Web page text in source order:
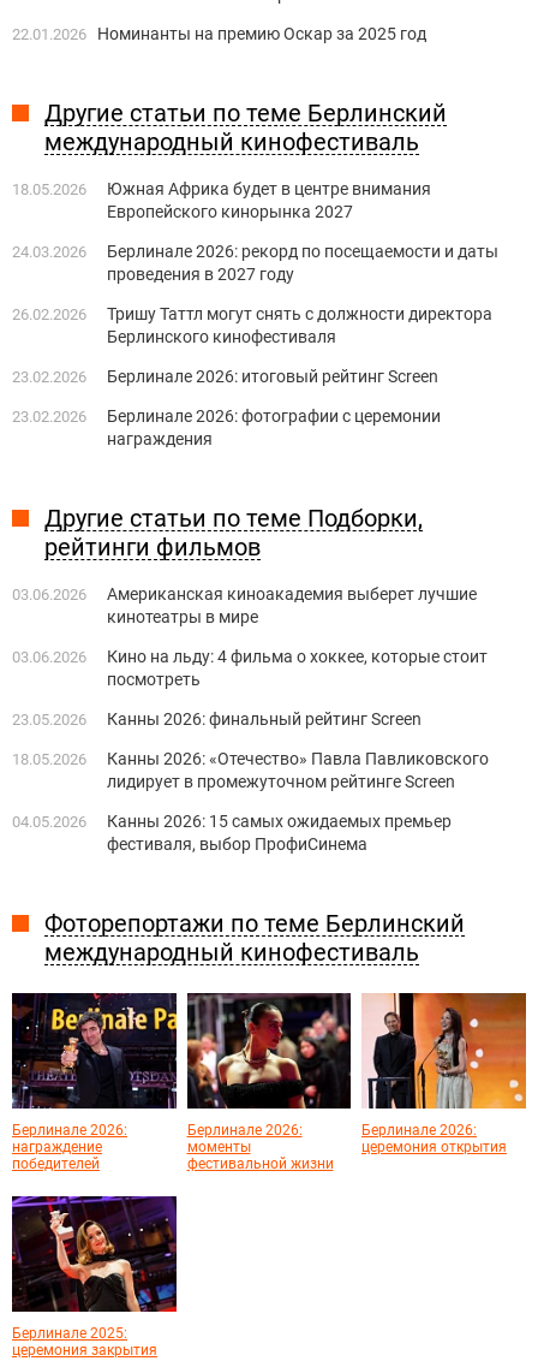
22.01.2026 Номинанты на премию Оскар за 2025 год
Другие статьи по теме Берлинский
международный кинофестиваль
18.05.2026
Южная Африка будет в центре внимания
Европейского кинорынка 2027
24.03.2026
Берлинале 2026: рекорд по посещаемости и даты
проведения в 2027 году
26.02.2026
Тришу Таттл могут снять с должности директора
Берлинского кинофестиваля
23.02.2026 Берлинале 2026: итоговый рейтинг Screen
23.02.2026
Берлинале 2026: фотографии с церемонии
награждения
Другие статьи по теме Подборки,
рейтинги фильмов
03.06.2026
Американская киноакадемия выберет лучшие
кинотеатры в мире
03.06.2026
Кино на льду: 4 фильма о хоккее, которые стоит
посмотреть
23.05.2026 Канны 2026: финальный рейтинг Screen
18.05.2026
Канны 2026: «Отечество» Павла Павликовского
лидирует в промежуточном рейтинге Screen
04.05.2026
Канны 2026: 15 самых ожидаемых премьер
фестиваля, выбор ПрофиСинема
Фоторепортажи по теме Берлинский
международный кинофестиваль
Берлинале 2026:
награждение
победителей
Берлинале 2026:
моменты
фестивальной жизни
Берлинале 2026:
церемония открытия
Берлинале 2025:
церемония закрытия